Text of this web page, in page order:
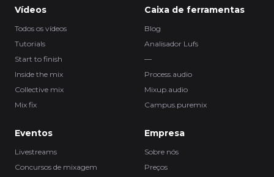
Vídeos
Todos os vídeos
Tutorials
Start to finish
Inside the mix
Collective mix
Mix fix
Caixa de ferramentas
Blog
Analisador Lufs
—
Process.audio
Mixup.audio
Campus.puremix
Eventos
Livestreams
Concursos de mixagem
Empresa
Sobre nós
Preços